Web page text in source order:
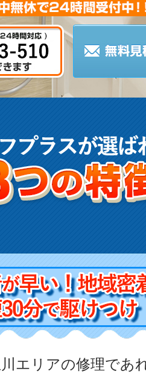
エリアの修理であ